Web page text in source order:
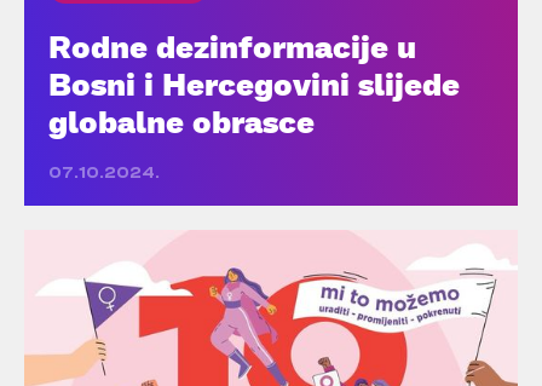
Rodne dezinformacije u
Bosni i Hercegovini slijede
globalne obrasce
07.10.2024.